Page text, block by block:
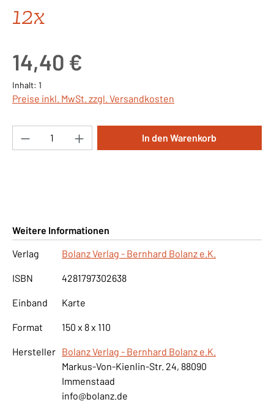
12x
14,40 €
Inhalt: 1
Preise inkl. MwSt. zzgl. Versandkosten
Produkt Anzahl: Gib den gewünschten
In den Warenkorb
Weitere Informationen
Verlag
Bolanz Verlag - Bernhard Bolanz e.K.
ISBN 4281797302638
Einband Karte
Format 150 x 8 x 110
Hersteller Bolanz Verlag - Bernhard Bolanz e.K.
Markus-Von-Kienlin-Str. 24, 88090
Immenstaad
info@bolanz.de